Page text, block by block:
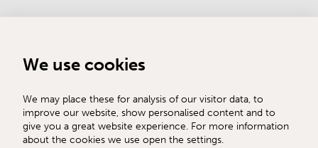
We use cookies
We may place these for analysis of our visitor data, to
improve our website, show personalised content and to
give you a great website experience. For more information
about the cookies we use open the settings.